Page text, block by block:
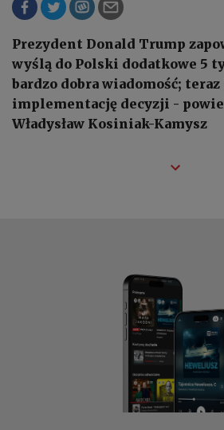
Prezydent Donald Trump
wyślą do Polski dodatkowe 5
bardzo dobra wiadomość; teraz
implementację decyzji -
Władysław Kosiniak-Kamysz